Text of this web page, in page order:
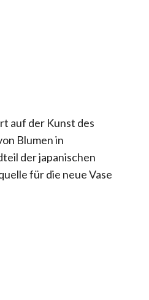
auf der Kunst des
Blumen in
der japanischen
für die neue Vase